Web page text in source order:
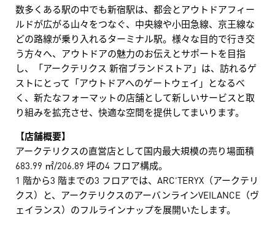
数多くある駅の中でも新宿駅は、都会とアウトドアフィー
ルドが広がる山々をつなぐ、中央線や小田急線、京王線な
どの路線が乗り入れるターミナル駅。様々な目的で行き交
う方々へ、アウトドアの魅力のお伝えとサポートを目指
し、「アークテリクス 新宿ブランドストア」は、訪れるゲ
ストにとって「アウトドアへのゲートウェイ」となるべ
く、新たなフォーマットの店舗として新しいサービスと取
り組みを拡充させ、快適な空間を提供してまいります。
【店舗概要】
アークテリクスの直営店として国内最大規模の売り場面積
683.99 ㎡/206.89 坪の4 フロア構成。
1 階から3 階までの3 フロアでは、ARC’TERYX（アークテリ
クス）と、アークテリクスのアーバンラインVEILANCE（ヴ
ェイランス）のフルラインナップを展開いたします。